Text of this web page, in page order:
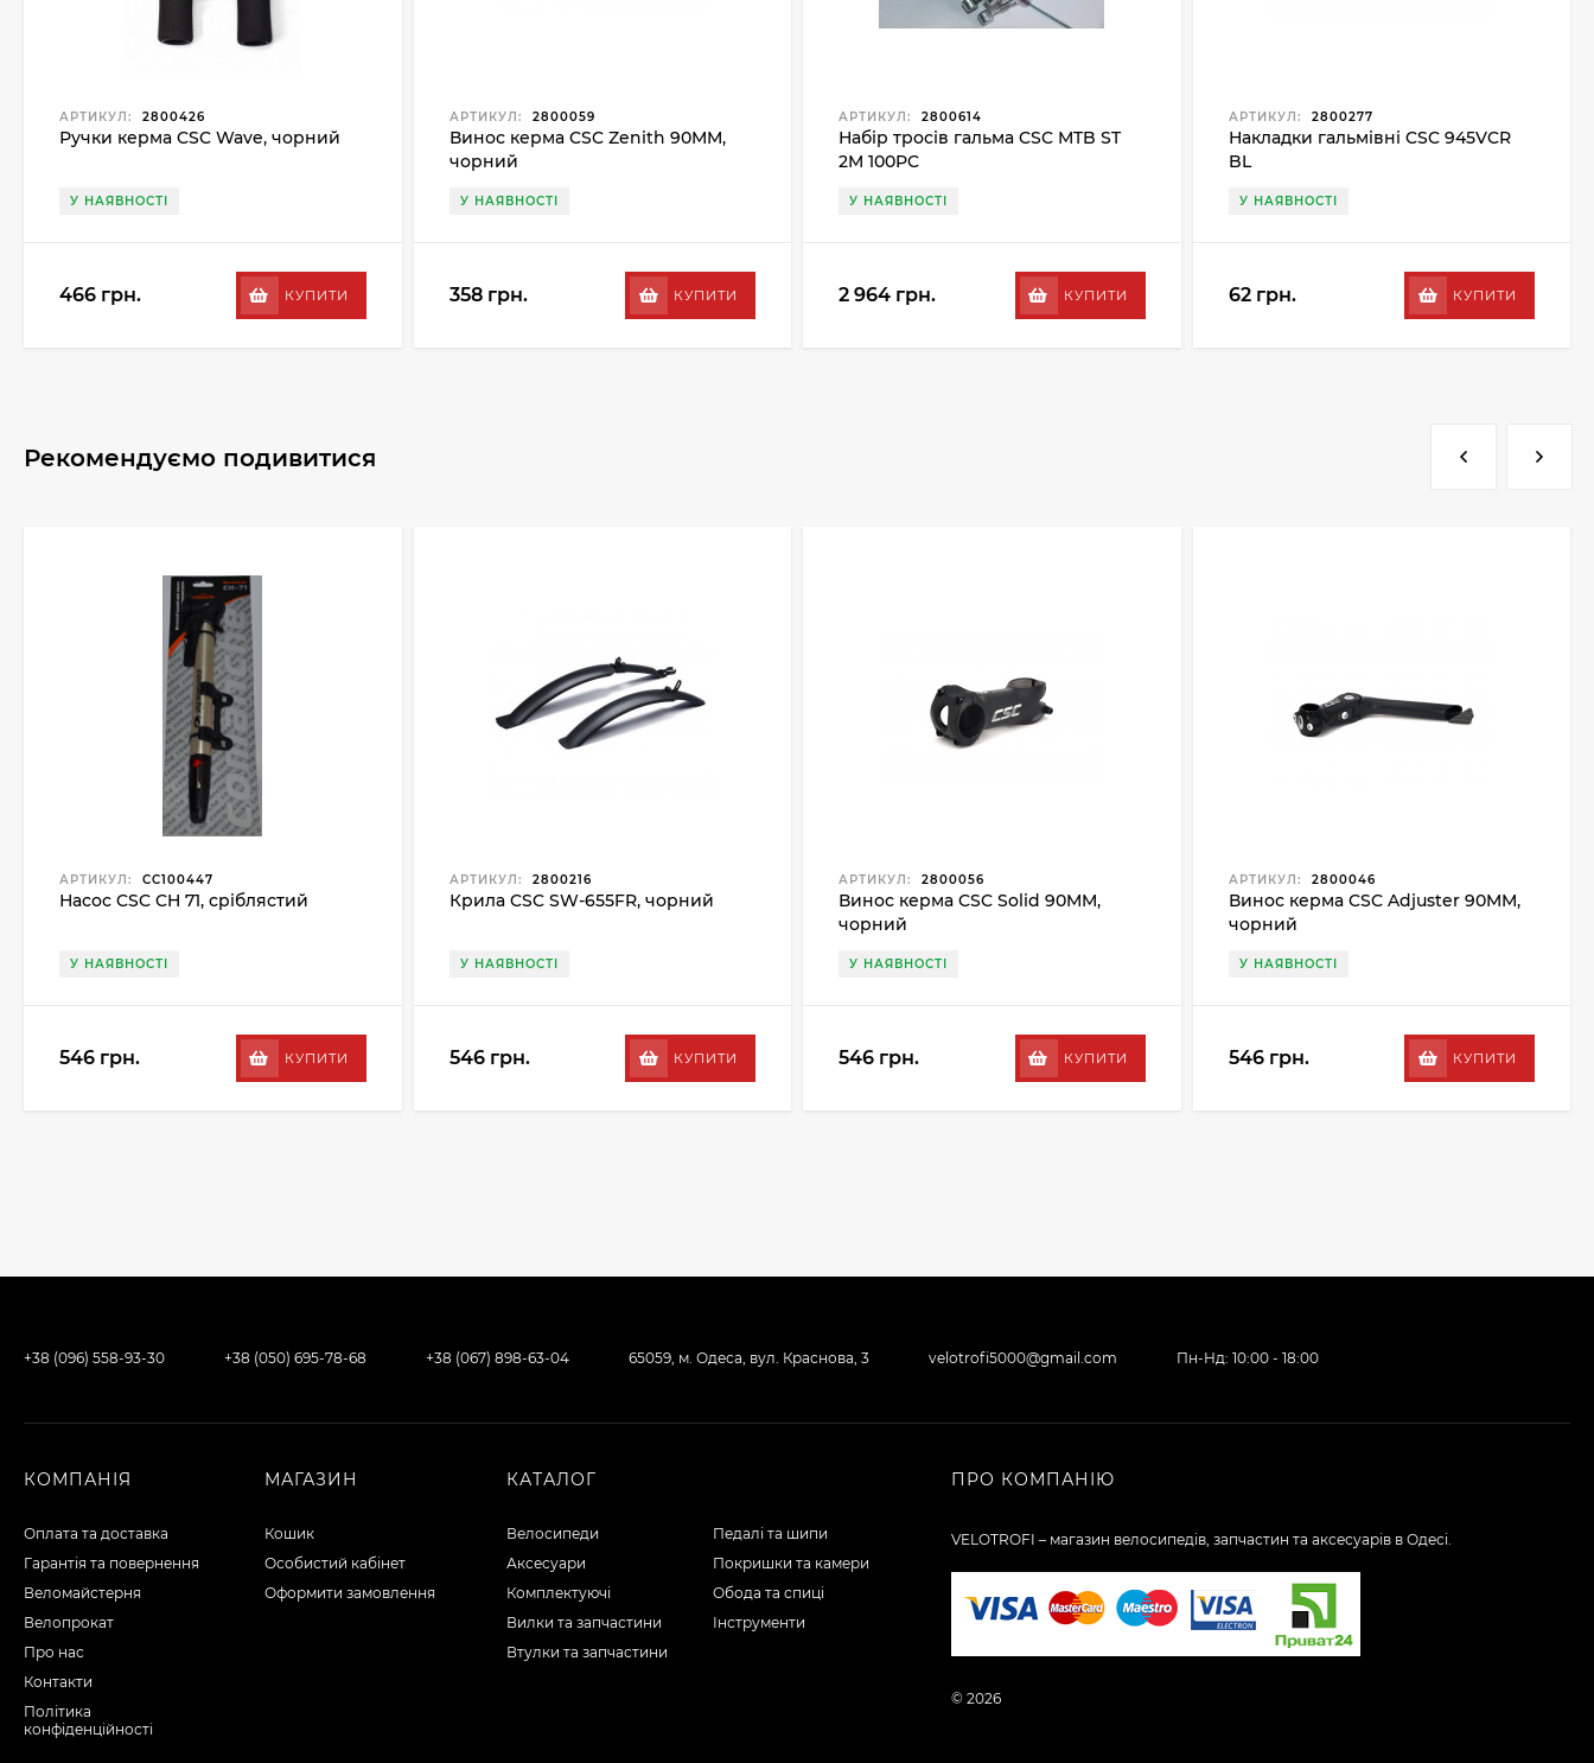
АРТИКУЛ: 2800426
Ручки керма CSC Wave, чорний
У НАЯВНОСТІ
466 грн. КУПИТИ
АРТИКУЛ: 2800059
Винос керма CSC Zenith 90MM,
чорний
У НАЯВНОСТІ
358 грн. КУПИТИ
АРТИКУЛ: 2800614
Набір тросів гальма CSC MTB ST
2M 100PC
У НАЯВНОСТІ
2 964 грн. КУПИТИ
АРТИКУЛ: 2800277
Накладки гальмівні CSC 945VCR
BL
У НАЯВНОСТІ
62 грн. КУПИТИ
Рекомендуємо подивитися
АРТИКУЛ: CC100447
Насос CSC CH 71, сріблястий
У НАЯВНОСТІ
546 грн. КУПИТИ
АРТИКУЛ: 2800216
Крила CSC SW-655FR, чорний
У НАЯВНОСТІ
546 грн. КУПИТИ
АРТИКУЛ: 2800056
Винос керма CSC Solid 90MM,
чорний
У НАЯВНОСТІ
546 грн. КУПИТИ
АРТИКУЛ: 2800046
Винос керма CSC Adjuster 90MM,
чорний
У НАЯВНОСТІ
546 грн. КУПИТИ
+38 (096) 558-93-30 +38 (050) 695-78-68 +38 (067) 898-63-04 65059, м. Одеса, вул. Краснова, 3 velotrofi5000@gmail.com Пн-Нд: 10:00 - 18:00
КОМПАНІЯ
Оплата та доставка
Гарантія та повернення
Веломайстерня
Велопрокат
Про нас
Контакти
Політика
конфіденційності
МАГАЗИН
Кошик
Особистий кабінет
Оформити замовлення
КАТАЛОГ
Велосипеди
Аксесуари
Комплектуючі
Вилки та запчастини
Втулки та запчастини
Педалі та шипи
Покришки та камери
Обода та спиці
Інструменти
ПРО КОМПАНІЮ
VELOTROFI – магазин велосипедів, запчастин та аксесуарів в Одесі.
© 2026